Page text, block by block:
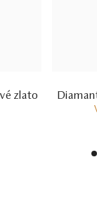
zlato
1